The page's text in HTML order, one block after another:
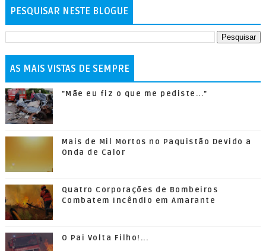
PESQUISAR NESTE BLOGUE
AS MAIS VISTAS DE SEMPRE
"Mãe eu fiz o que me pediste..."
Mais de Mil Mortos no Paquistão Devido a
Onda de Calor
Quatro Corporações de Bombeiros
Combatem Incêndio em Amarante
O Pai Volta Filho!...